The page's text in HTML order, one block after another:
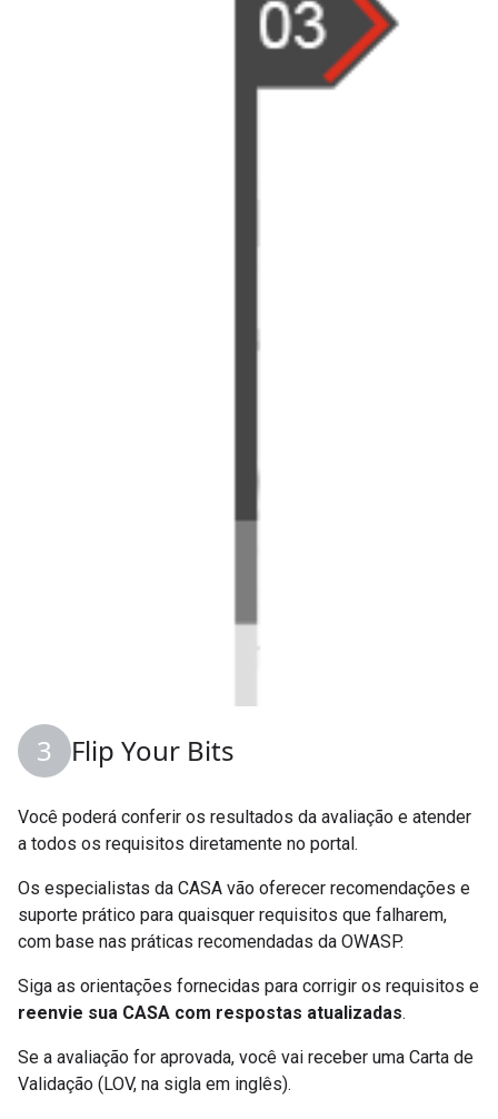
Flip Your Bits
Você poderá conferir os resultados da avaliação e atender
a todos os requisitos diretamente no portal.
Os especialistas da CASA vão oferecer recomendações e
suporte prático para quaisquer requisitos que falharem,
com base nas práticas recomendadas da OWASP.
Siga as orientações fornecidas para corrigir os requisitos e
reenvie sua CASA com respostas atualizadas.
Se a avaliação for aprovada, você vai receber uma Carta de
Validação (LOV, na sigla em inglês).